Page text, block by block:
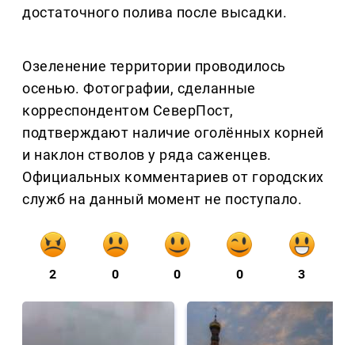
достаточного полива после высадки.
Озеленение территории проводилось
осенью. Фотографии, сделанные
корреспондентом СеверПост,
подтверждают наличие оголённых корней
и наклон стволов у ряда саженцев.
Официальных комментариев от городских
служб на данный момент не поступало.
2 0 0 0 3